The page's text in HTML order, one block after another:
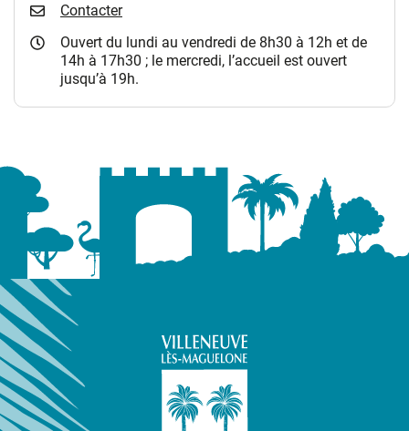
Contacter
Ouvert du lundi au vendredi de 8h30 à 12h et de
14h à 17h30 ; le mercredi, l’accueil est ouvert
jusqu’à 19h.